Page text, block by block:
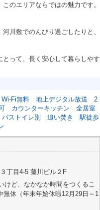
のエリアならではの魅力です。
川敷でのんびり過ごしたりと、
って、長く安心して暮らしやす
Wi-Fi無料 地上デジタル放送
2
カウンターキッチン
全居室
バストイレ別 追い焚き
駅徒歩
丁目4-5 藤川ビル２F
ど、なかなか時間をつくるこ
休（年末年始休暇12月29日～1